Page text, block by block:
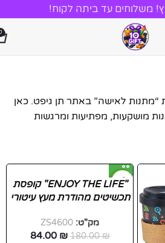
משלוחים עד ביתה לקוח!
“מתנות לאישה” באתר תן גיפט. כאן
מושקעות, מפתיעות ומרגשות
-53%
"ENJOY THE LIFE" קופסת
תכשיטים מהודרת מעץ עיטורי
מק"ט: ZS4600
180.00₪
84.00 ₪